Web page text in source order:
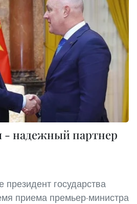
- надежный партнер
государства
приема премьер-министра